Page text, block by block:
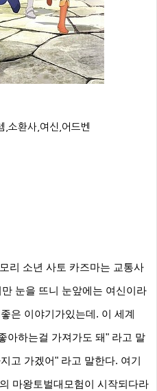
,소환사,여신,어드벤
리 소년 사토 카즈마는 교통사
눈을 뜨니 눈앞에는 여신이라
은 이야기가있는데. 이 세계
아하는걸 가져가도 돼" 라고 말
고 가겠어" 라고 말한다. 여기
마왕토벌대모험이 시작되다라